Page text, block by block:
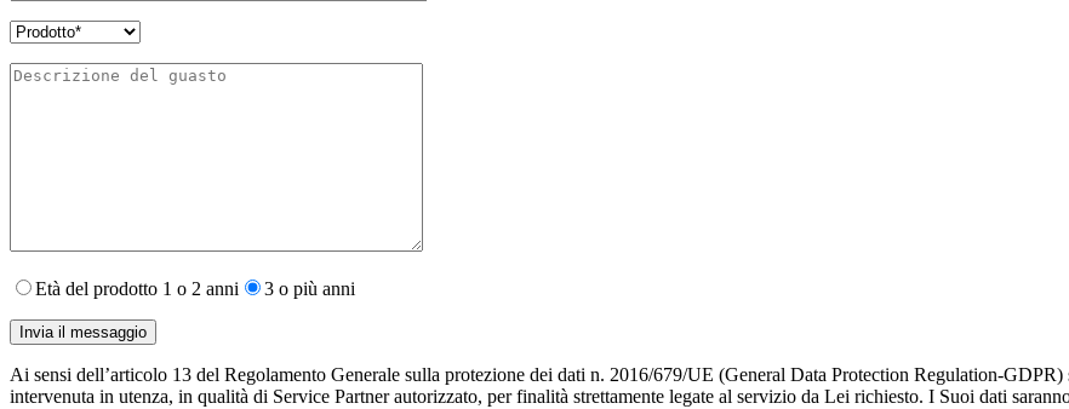
Età del prodotto 1 o 2 anni 3 o più anni
Ai sensi dell’articolo 13 del Regolamento Generale sulla protezione dei dati n. 2016/679/UE (General Data Protection Regulation-
intervenuta in utenza,​ in qualità di Service Partner autorizzato, per finalità strettamente legate al servizio da Lei richiesto. I S​uoi dati